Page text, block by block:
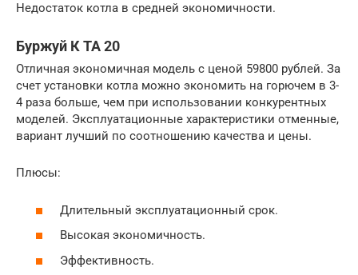
Недостаток котла в средней экономичности.
Буржуй К ТА 20
Отличная экономичная модель с ценой 59800 рублей. За
счет установки котла можно экономить на горючем в 3-
4 раза больше, чем при использовании конкурентных
моделей. Эксплуатационные характеристики отменные,
вариант лучший по соотношению качества и цены.
Плюсы:
Длительный эксплуатационный срок.
Высокая экономичность.
Эффективность.